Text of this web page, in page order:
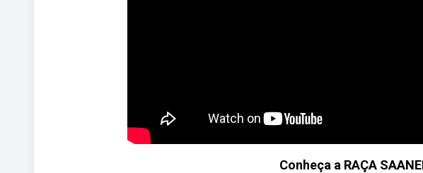
Conheça a RAÇA